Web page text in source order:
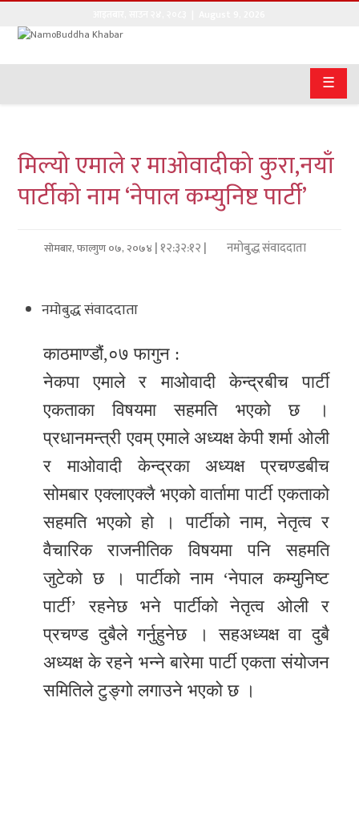
गृहपृष्ठ
सङ्घीय
राजनीति
प्रवास
अर्थवाणिज्य
अन्तराष्ट्रिय
कला
शैली
सूचना
प्रविधि
साहित्य
नमोबुद्ध
टिभी
English
☰
मिल्यो एमाले र माओवादीको कुरा,नयाँ
पार्टीको नाम ‘नेपाल कम्युनिष्ट पार्टी’
सोमबार, फाल्गुण ०७, २०७४ | १२:३२:१२ | नमोबुद्ध संवाददाता
नमोबुद्ध संवाददाता
काठमाण्डौं,०७ फागुन :
नेकपा एमाले र माओवादी केन्द्रबीच पार्टी
एकताका विषयमा सहमति भएको छ ।
प्रधानमन्त्री एवम् एमाले अध्यक्ष केपी शर्मा ओली
र माओवादी केन्द्रका अध्यक्ष प्रचण्डबीच
सोमबार एक्लाएक्लै भएको वार्तामा पार्टी एकताको
सहमति भएको हो । पार्टीको नाम, नेतृत्व र
वैचारिक राजनीतिक विषयमा पनि सहमति
जुटेको छ । पार्टीको नाम ‘नेपाल कम्युनिष्ट
पार्टी’ रहनेछ भने पार्टीको नेतृत्व ओली र
प्रचण्ड दुबैले गर्नुहुनेछ । सहअध्यक्ष वा दुबै
अध्यक्ष के रहने भन्ने बारेमा पार्टी एकता संयोजन
समितिले टुङ्गो लगाउने भएको छ ।